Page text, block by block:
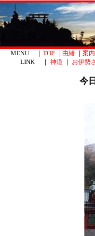
MENU ｜ TOP ｜ 由緒 ｜ 案内
LINK ｜ 神道 ｜ お伊勢
今